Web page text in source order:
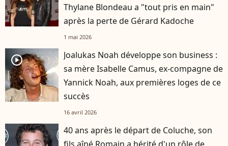
Thylane Blondeau a "tout pris en main"
après la perte de Gérard Kadoche
1 mai 2026
player2
Joalukas Noah développe son business :
sa mère Isabelle Camus, ex-compagne de
Yannick Noah, aux premières loges de ce
succès
16 avril 2026
40 ans après le départ de Coluche, son